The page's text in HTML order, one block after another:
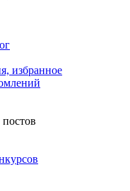
избранное